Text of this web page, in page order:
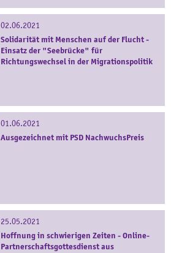
02.06.2021
Solidarität mit Menschen auf der Flucht -
Einsatz der "Seebrücke" für
Richtungswechsel in der Migrationspolitik
01.06.2021
Ausgezeichnet mit PSD NachwuchsPreis
25.05.2021
Hoffnung in schwierigen Zeiten - Online-
Partnerschaftsgottesdienst aus